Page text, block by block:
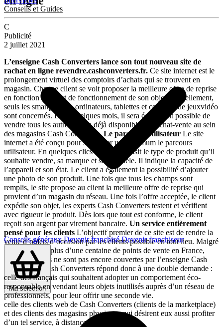
Conseils et Guides
Conseils générauxDevenir franchiséDevenir franchiseur
Ma sélection
C
Publicité
2 juillet 2021
L’enseigne Cash Converters lance son tout nouveau site de
rachat en ligne revendre.cashconverters.fr. Ce site internet est le
prolongement virtuel des comptoirs d’achats qui se trouvent en
magasin. Chaque client se voit proposer la meilleure offre de reprise
en fonction de l’état de fonctionnement de son objet. Actuellement,
seuls les smartphones, ordinateurs, tablettes et consoles de jeuxvidéo
sont concernés. D’ici quelques mois, il sera également possible de
vendre tous les autres objets déjà disponibles à l’achat-vente au sein
des magasins Cash Converters.Le parcours utilisateur Le site
internet a été conçu pour simplifier un maximum le parcours
utilisateur. En quelques clics le client choisit le type de produit qu’il
souhaite vendre, sa marque et son modèle. Il indique la capacité de
l’appareil et son état. Le client a également la possibilité d’ajouter
une photo de son produit. Une fois que tous les champs sont
remplis, le site propose au client la meilleure offre de reprise qui
provient d’un magasin du réseau. Une fois l’offre acceptée, le client
expédie son objet, les experts Cash Converters testent et vérifient
avec rigueur le produit. Dès lors que tout est conforme, le client
reçoit son argent par virement bancaire. Un service entièrement
pensé pour les clients L’objectif premier de ce site est de rendre la
vente d’objets d’occasion par les clients possible en tout lieu. Malgré
la présence de plus d’une centaine de points de vente en France,
plusieurs zones ne sont pas encore couvertes par l’enseigne Cash
Converters. Cash Converters répond donc à une double demande :
celle des français qui souhaitent adopter un comportement éco-
responsable en vendant leurs objets inutilisés auprès d’un réseau de
professionnels, pour leur offrir une seconde vie.
celle des clients web de Cash Converters (clients de la marketplace)
et des clients des magasins physiques qui désirent eux aussi profiter
d’un tel service, à distance.